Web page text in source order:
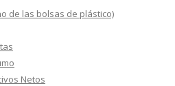
de las bolsas de plástico)
Netos